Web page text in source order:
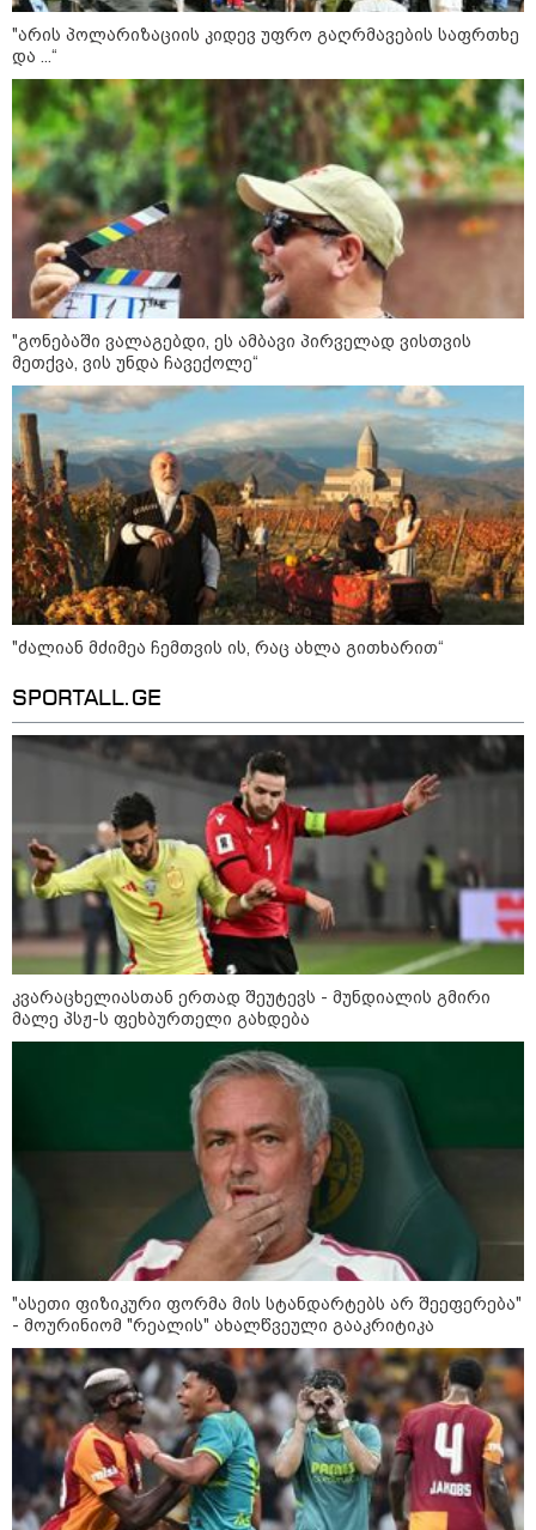
მიზეზი ალბათ, ის პრორუსული,
პროჩინური, პროირანული
პოლიტიკაა, რომელსაც ქვეყანა
ატარებს“ - ცოტნე ჯაფარიძე
კონფლიქტები
ოკუპირებულ აფხაზეთში საწვავის
დეფიციტია, კილომეტრიანი რიგები და
შეზღუდვა საწვავის ჩასხმაზე - რა
ინფორმაციას აქვეყნებს "დემოკრატიის
კვლევის ინსტიტუტი“
14:23 / 05-08-2026
ევროპელმა და რუსმა ყოფილმა
მაღალჩინოსნებმა უკრაინაში
ომთან დაკავშირებით
მოლაპარაკებები გამართეს - რა
არის ცნობილი შეხვედრაზე
09:55 / 05-08-2026
მორიგი თავდასხმა Wildberries-
ის საწყობზე - დრონებით
თავდასხმის შემდეგ, ტულას
ოლქში მდებარე საწყობში
ხანძარია
09:12 / 05-08-2026
14 გარდაცვლილი, 22
დაშავებული, მასშტაბური
ხანძარი - რუსეთმა კიევზე
იერიში ბალისტიკური
რაკეტებით მიიტანა
14:13 / 04-08-2026
მორიგი თავდასხმა რუსეთში,
ნავთობგადამამუშავებელ
ქარხანაზე - რა დეტალებია
"არის პოლარიზაციის კიდევ უფრო გაღრმავების საფრთხე
და ...“
"გონებაში ვალაგებდი, ეს ამბავი პირველად ვისთვის
მეთქვა, ვის უნდა ჩავექოლე“
"ძალიან მძიმეა ჩემთვის ის, რაც ახლა გითხარით“
SPORTALL.GE
კვარაცხელიასთან ერთად შეუტევს - მუნდიალის გმირი
მალე პსჟ-ს ფეხბურთელი გახდება
"ასეთი ფიზიკური ფორმა მის სტანდარტებს არ შეეფერება"
- მოურინიომ "რეალის" ახალწვეული გააკრიტიკა